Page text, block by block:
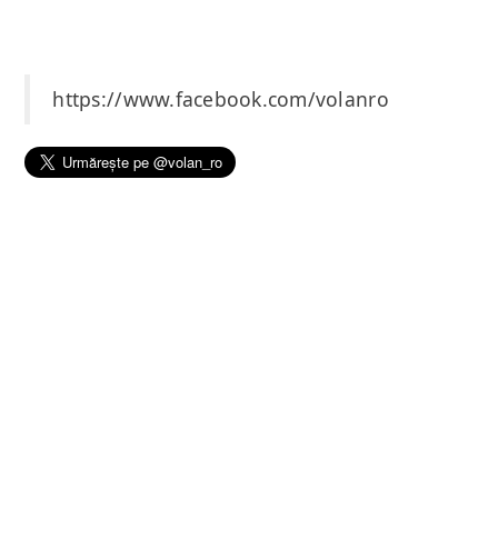
https://www.facebook.com/volanro